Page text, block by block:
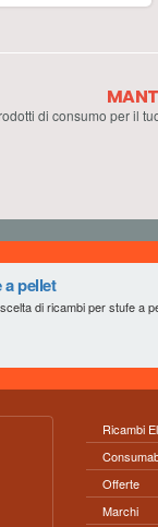
di consumo per il
a pellet
di ricambi per stufe a
Ricambi
Offerte
Marchi